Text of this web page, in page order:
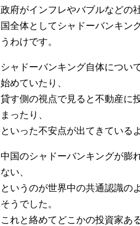
政府がインフレやバブルなどの
国全体としてシャドーバンキン
うわけです。
シャドーバンキング自体につい
始めていたり、
貸す側の視点で見ると不動産に
まったり、
といった不安点が出てきている
中国のシャドーバンキングが膨
ない、
というのが世界中の共通認識の
そうでした。
これと絡めてどこかの投資家あ